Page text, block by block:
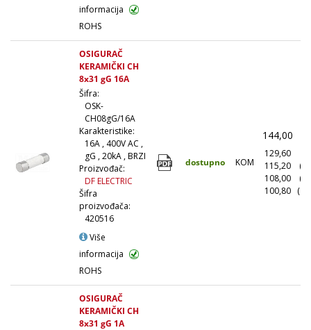
informacija
ROHS
OSIGURAČ
KERAMIČKI CH
8x31 gG 16A
Šifra:
OSK-
CH08gG/16A
Karakteristike:
16A , 400V AC ,
gG , 20kA , BRZI
Proizvođač:
DF ELECTRIC
Šifra
proizvođača:
420516
Više
informacija
ROHS
dostupno KOM
144,00
129,60
115,20
108,00
100,80
OSIGURAČ
KERAMIČKI CH
8x31 gG 1A